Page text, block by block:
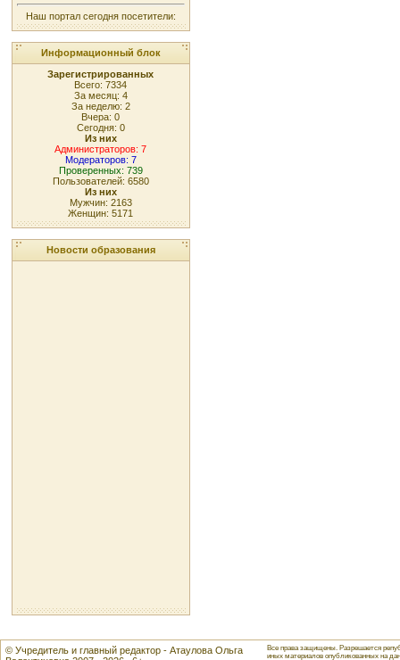
Наш портал сегодня посетители:
Информационный блок
Зарегистрированных
Всего: 7334
За месяц: 4
За неделю: 2
Вчера: 0
Сегодня: 0
Из них
Администраторов: 7
Модераторов: 7
Проверенных: 739
Пользователей: 6580
Из них
Мужчин: 2163
Женщин: 5171
Новости образования
© Учредитель и главный редактор - Атаулова Ольга
Все права защищены. Разрешается
иных материалов опубликованных на